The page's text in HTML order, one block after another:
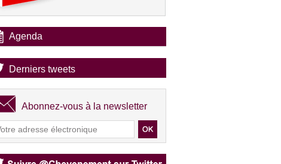
Agenda
Derniers tweets
Abonnez-vous à la newsletter